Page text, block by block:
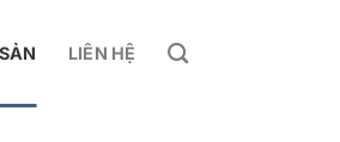
LIÊN HỆ